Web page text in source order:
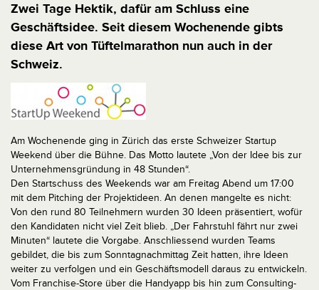
Zwei Tage Hektik, dafür am Schluss eine
Geschäftsidee. Seit diesem Wochenende gibts
diese Art von Tüftelmarathon nun auch in der
Schweiz.
Am Wochenende ging in Zürich das erste Schweizer Startup
Weekend über die Bühne. Das Motto lautete „Von der Idee bis zur
Unternehmensgründung in 48 Stunden“.
Den Startschuss des Weekends war am Freitag Abend um 17:00
mit dem Pitching der Projektideen. An denen mangelte es nicht:
Von den rund 80 Teilnehmern wurden 30 Ideen präsentiert, wofür
den Kandidaten nicht viel Zeit blieb. „Der Fahrstuhl fährt nur zwei
Minuten“ lautete die Vorgabe. Anschliessend wurden Teams
gebildet, die bis zum Sonntagnachmittag Zeit hatten, ihre Ideen
weiter zu verfolgen und ein Geschäftsmodell daraus zu entwickeln.
Vom Franchise-Store über die Handyapp bis hin zum Consulting-